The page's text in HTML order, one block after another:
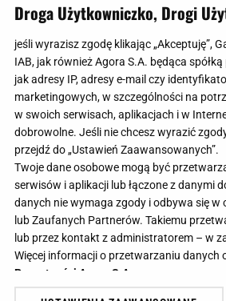
za 6 lat może
Droga Użytkowniczko, Drogi
jeśli wyrazisz zgodę klikając „Akceptuję”,
IAB, jak również Agora S.A. będąca
jak adresy IP, adresy e-mail czy
marketingowych, w szczególności na
w swoich serwisach, aplikacjach i w
dobrowolne. Jeśli nie chcesz wyrazić
przejdź do „Ustawień Zaawansowanych”.
Twoje dane osobowe mogą być
serwisów i aplikacji lub łączone z danymi
danych nie wymaga zgody i odbywa się w
lub Zaufanych Partnerów. Takiemu
lub przez kontakt z administratorem – w
Więcej informacji o przetwarzaniu danych
Prywatności Agora S.A.